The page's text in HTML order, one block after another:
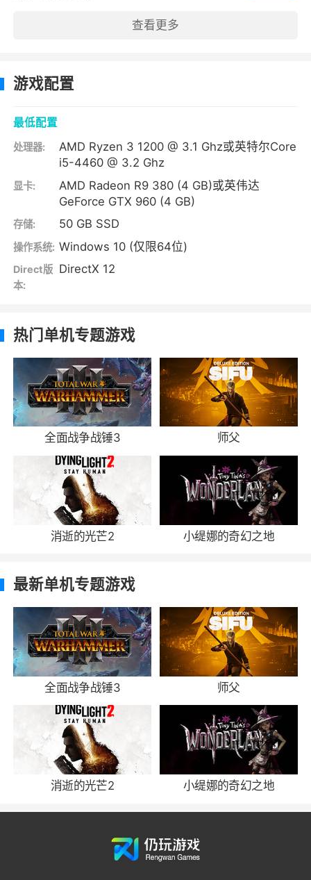
查看更多
游戏配置
最低配置
处理器:
AMD Ryzen 3 1200 @ 3.1 Ghz或英特尔Core
i5-4460 @ 3.2 Ghz
显卡:
AMD Radeon R9 380 (4 GB)或英伟达
GeForce GTX 960 (4 GB)
存储: 50 GB SSD
操作系统: Windows 10 (仅限64位)
Direct版
本:
DirectX 12
热门单机专题游戏
全面战争战锤3 师父
消逝的光芒2 小缇娜的奇幻之地
最新单机专题游戏
全面战争战锤3 师父
消逝的光芒2 小缇娜的奇幻之地